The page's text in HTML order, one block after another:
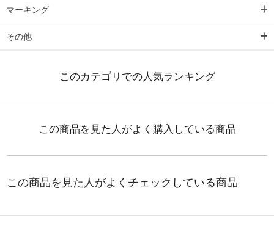
マーキング
その他